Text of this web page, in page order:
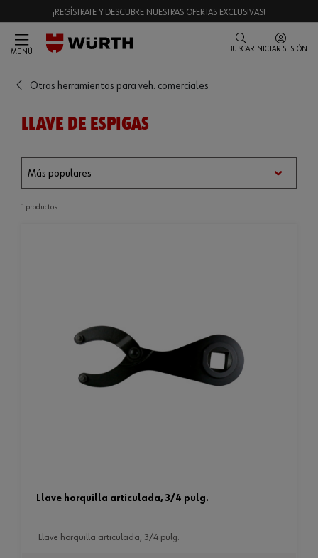
¡REGÍSTRATE Y DESCUBRE NUESTRAS OFERTAS EXCLUSIVAS!
MENÚ BUSCAR INICIAR SESIÓN
Otras herramientas para veh. comerciales
LLAVE DE ESPIGAS
1 productos
llave horquilla articulada, 3/4 pulg.
llave horquilla articulada, 3/4 pulg.